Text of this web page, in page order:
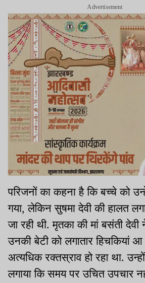
Advertisement
परिजनों का कहना है कि बच्चे को
गया, लेकिन सुषमा देवी की हालत
जा रही थी. मृतका की मां बसंती देवी
उनकी बेटी को लगातार हिचकियां
अत्यधिक रक्तस्राव हो रहा था.
लगाया कि समय पर उचित उपचार